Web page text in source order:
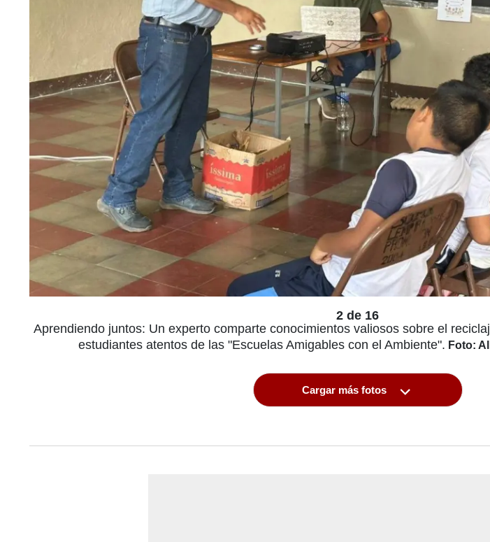
2 de 16
Aprendiendo juntos: Un experto comparte conocimientos valiosos sobre el
estudiantes atentos de las "Escuelas Amigables con el Ambiente". Foto:
Cargar más fotos